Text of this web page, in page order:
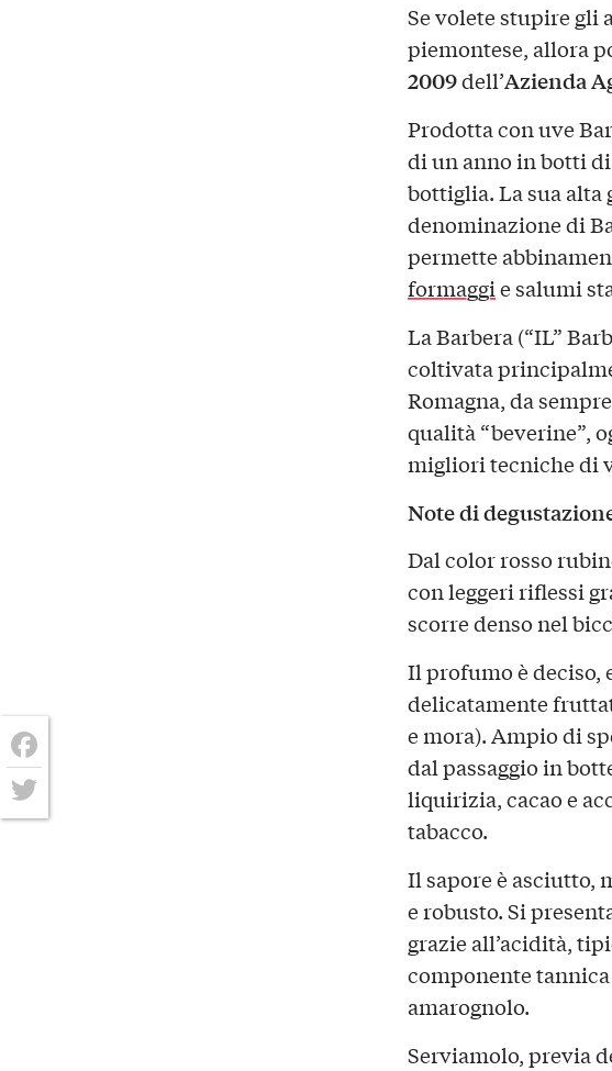
Se volete stupire gli
piemontese, allora
2009dell’Azienda
Prodotta con uve
di un anno in botti
bottiglia. La sua alta
denominazione di
permette
formaggie salumi
La Barbera (“IL”
coltivata
Romagna, da
qualità “beverine”,
migliori tecniche di
Note di
Dal color rosso
con leggeri riflessi
scorre denso nel
Il profumo è deciso,
delicatamente
e mora). Ampio di
dal passaggio in
liquirizia, cacao e
tabacco.
Il sapore è asciutto,
e robusto. Si
grazie all’acidità,
componente
amarognolo.
Serviamolo, previa
Facebook
Twitter